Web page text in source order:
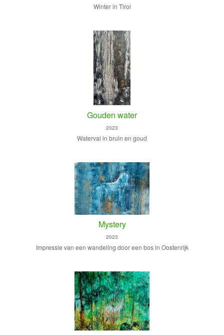
Winter in Tirol
Gouden water
2023
Waterval in bruin en goud
Mystery
2023
Impressie van een wandeling door een bos in Oostenrijk